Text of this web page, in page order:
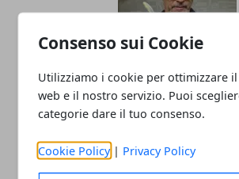
Consenso sui Cookie
Utilizziamo i cookie per ottimizzare
web e il nostro servizio. Puoi
categorie dare il tuo consenso.
Cookie Policy | Privacy Policy
Il professor Nuzzolese, a
Bari: scienza e diritti umani
dell’identità perduta
20/11/2025